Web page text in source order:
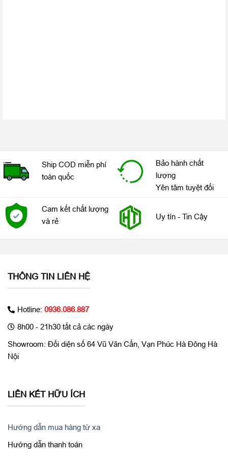
biến ảnh lớn hơn 65% giúp hình ảnh trở nên sắc nét chưa từng
thấy.Cảm biến mới sẽ gộp mỗi nhóm bốn pixel thành một pixel
lớn, từ đó gia tăng khả năng thu sáng gấp bốn lần và tạo ra
camera 12MP thông thường trên thị trường.
Chưa khi nào trải nghiệm quay chụp trên iPhone chuyên nghiệp
trợ chuyên sâu cho người dùng. Trải nghiệm chụp ProRAW ở
độ phân giải 48MP sẽ giúp bạn tối ưu hóa độ chi tiết của hình
ảnh và khả năng can thiệp hậu kỳ linh hoạt hơn nhiều, dễ dàng
Ship COD miễn phí
toàn quốc
Bảo hành chất
lượng
Yên tâm tuyệt đối
Cam kết chất lượng
và rẻ
Uy tín - Tin Cậy
THÔNG TIN LIÊN HỆ
Hotline: 0936.086.887
8h00 - 21h30 tất cả các ngày
Showroom: Đối diện số 64 Vũ Văn Cẩn, Vạn Phúc Hà Đông Hà
Nội
LIÊN KẾT HỮU ÍCH
Hướng dẫn mua hàng từ xa
Hướng dẫn thanh toán